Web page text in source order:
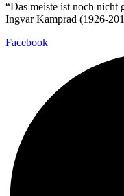
“Das meiste ist noch nicht
Ingvar Kamprad (1926-
Facebook